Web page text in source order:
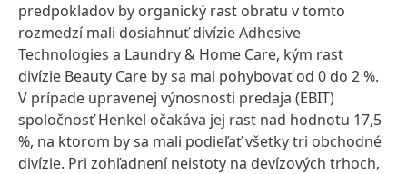
predpokladov by organický rast obratu v tomto
rozmedzí mali dosiahnuť divízie Adhesive
Technologies a Laundry & Home Care, kým rast
divízie Beauty Care by sa mal pohybovať od 0 do 2 %.
V prípade upravenej výnosnosti predaja (EBIT)
spoločnosť Henkel očakáva jej rast nad hodnotu 17,5
%, na ktorom by sa mali podieľať všetky tri obchodné
divízie. Pri zohľadnení neistoty na devízových trhoch,